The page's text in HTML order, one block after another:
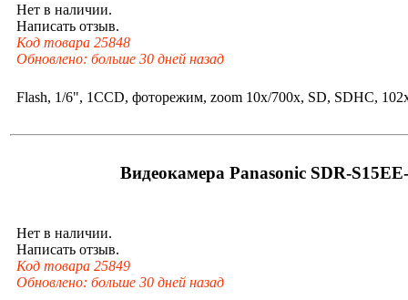
Нет в наличии.
Написать отзыв.
Код товара 25848
Обновлено: больше 30 дней назад
Flash, 1/6", 1CCD, фоторежим, zoom 10x/700x, SD, SDHC,
Видеокамера Panasonic SDR-
Нет в наличии.
Написать отзыв.
Код товара 25849
Обновлено: больше 30 дней назад